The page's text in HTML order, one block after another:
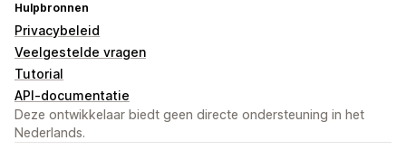
Hulpbronnen
Privacybeleid
Veelgestelde vragen
Tutorial
API-documentatie
Deze ontwikkelaar biedt geen directe ondersteuning in het
Nederlands.